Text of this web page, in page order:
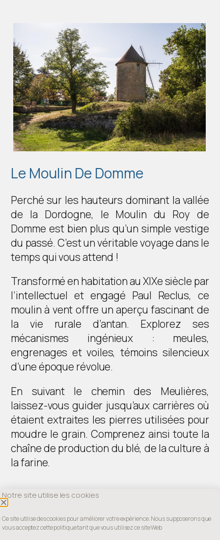
Le Moulin De Domme
Perché sur les hauteurs dominant la vallée
de la Dordogne, le Moulin du Roy de
Domme est bien plus qu’un simple vestige
du passé. C’est un véritable voyage dans le
temps qui vous attend !
Transformé en habitation au XIXe siècle par
l’intellectuel et engagé Paul Reclus, ce
moulin à vent offre un aperçu fascinant de
la vie rurale d’antan. Explorez ses
mécanismes ingénieux : meules,
engrenages et voiles, témoins silencieux
d’une époque révolue.
En suivant le chemin des Meulières,
laissez-vous guider jusqu’aux carrières où
étaient extraites les pierres utilisées pour
moudre le grain. Comprenez ainsi toute la
chaîne de production du blé, de la culture à
la farine.
Notre site utilise les cookies
Ce site utilise des cookies pour améliorer votre expérience. Nous supposerons que
vous acceptez cette politique tant que vous utilisez ce site Web